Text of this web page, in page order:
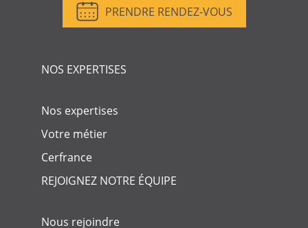
PRENDRE RENDEZ-VOUS
NOS EXPERTISES
Nos expertises
Votre métier
Cerfrance
REJOIGNEZ NOTRE ÉQUIPE
Nous rejoindre